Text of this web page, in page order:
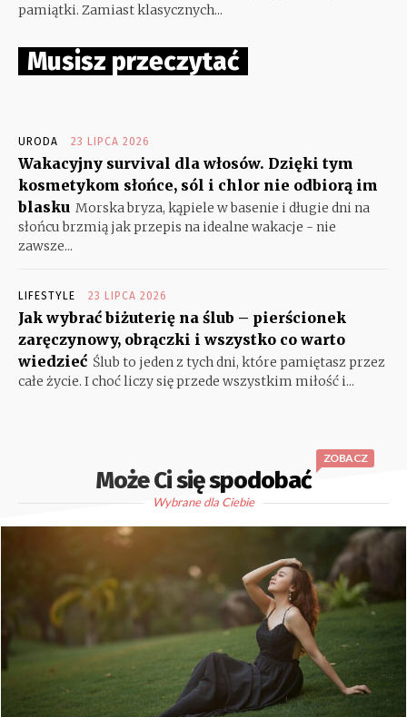
pamiątki. Zamiast klasycznych...
Musisz przeczytać
URODA 23 LIPCA 2026
Wakacyjny survival dla włosów. Dzięki tym
kosmetykom słońce, sól i chlor nie odbiorą im
blasku Morska bryza, kąpiele w basenie i długie dni na
słońcu brzmią jak przepis na idealne wakacje - nie
zawsze...
LIFESTYLE 23 LIPCA 2026
Jak wybrać biżuterię na ślub – pierścionek
zaręczynowy, obrączki i wszystko co warto
wiedzieć Ślub to jeden z tych dni, które pamiętasz przez
całe życie. I choć liczy się przede wszystkim miłość i...
Może Ci się spodobać
ZOBACZ
Wybrane dla Ciebie